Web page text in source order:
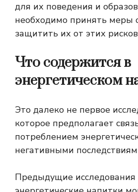
для их поведения и
необходимо принять меры
защитить их от этих
Что содержится в
энергетическом
Это далеко не первое
которое предполагает
потреблением
негативными
Предыдущие исследования